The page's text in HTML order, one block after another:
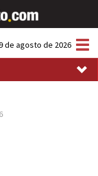
de agosto de 2026